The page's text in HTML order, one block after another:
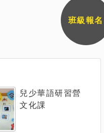
班級報名
兒少華語研習營
文化課